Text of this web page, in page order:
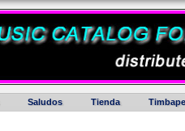
Saludos Tienda